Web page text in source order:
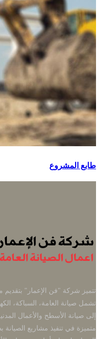
طابع المشروع
تتميز شركة "فن الإعمار"
تشمل صيانة العامة، السباكة،
إلى صيانة الأسطح والأعمال
متميزة في تنفيذ مشاريع